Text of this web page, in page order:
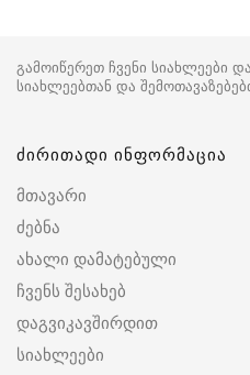
გამოიწერეთ ჩვენი სიახლეები
სიახლეებთან და
ძირითადი ინფორმაცია
მთავარი
ძებნა
ახალი დამატებული
ჩვენს შესახებ
დაგვიკავშირდით
სიახლეები